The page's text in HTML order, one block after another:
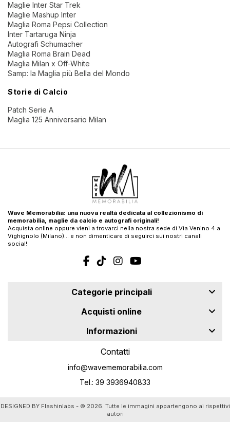
Maglie Inter Star Trek
Maglie Mashup Inter
Maglia Roma Pepsi Collection
Inter Tartaruga Ninja
Autografi Schumacher
Maglia Roma Brain Dead
Maglia Milan x Off-White
Samp: la Maglia più Bella del Mondo
Storie di Calcio
Patch Serie A
Maglia 125 Anniversario Milan
Wave Memorabilia: una nuova realtà dedicata al collezionismo di
memorabilia, maglie da calcio e autografi originali!
Acquista online oppure vieni a trovarci nella nostra sede di Via Venino 4 a
Vighignolo (Milano)… e non dimenticare di seguirci sui nostri canali
social!
Categorie principali
Acquisti online
Informazioni
Contatti
info@wavememorabilia.com
Tel.: 39 3936940833
DESIGNED BY Flashinlabs - © 2026. Tutte le immagini appartengono ai rispettivi
autori